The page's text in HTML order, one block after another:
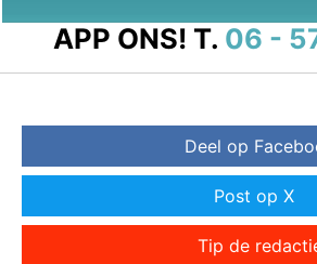
APP ONS! T. 06 -
Deel op
Post op X
Tip de